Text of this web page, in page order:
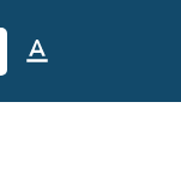
Begriff suchen